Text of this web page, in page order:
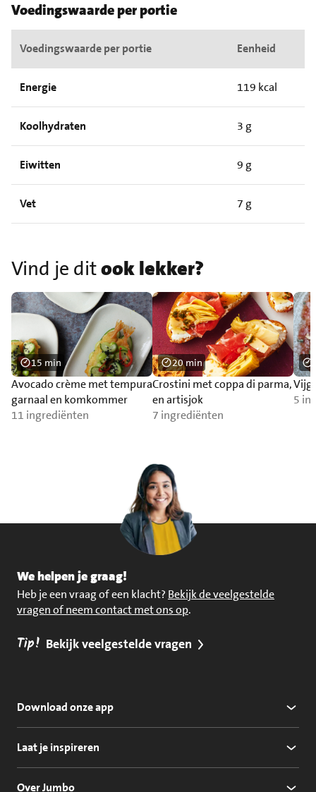
Voedingswaarde per portie
Voedingswaarde per portie Eenheid
Energie 119 kcal
Koolhydraten 3 g
Eiwitten 9 g
Vet 7 g
Vind je ditook lekker?
Avocado crème met tempura
garnaal en komkommer
11 ingrediënten
15 min
Crostini met coppa di parma,
en artisjok
7 ingrediënten
20 min
5
We helpen je graag!
Heb je een vraag of een klacht? Bekijk de veelgestelde
vragen of neem contact met ons op.
Tip! Bekijk veelgestelde vragen
Download onze app
Laat je inspireren
Over Jumbo